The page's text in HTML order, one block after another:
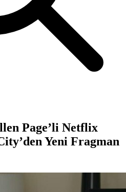
Page’li Netflix
Yeni Fragman